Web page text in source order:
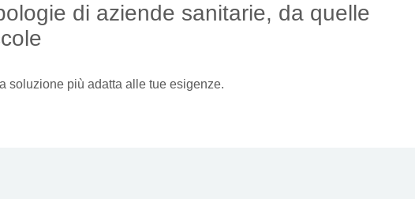
di aziende sanitarie, da quelle
soluzione più adatta alle tue esigenze.